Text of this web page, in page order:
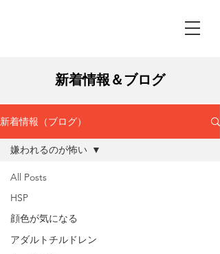
新着情報＆ブログ
新着情報（ブログ）
All Posts
HSP
顔色が気になる
アダルトチルドレン
嫌われるのが怖い